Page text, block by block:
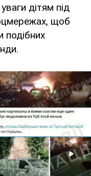
дітям під
щоб
подібних